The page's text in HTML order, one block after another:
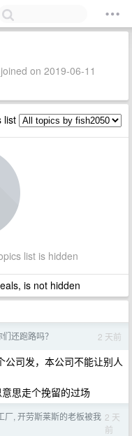
on 2019-06-11
list
list is hidden
is not hidden
还跑路吗？ 2 天前
公司发，本公司不能让别人
思走个挽留的过场
厂, 开劳斯莱斯的老板被我 2 天
前